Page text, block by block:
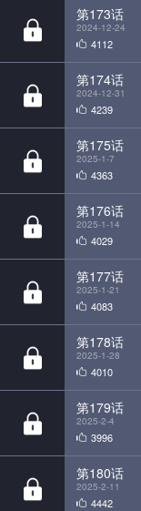
第174话
2024-12-31
4239
第175话
2025-1-7
4363
第176话
2025-1-14
4029
第177话
2025-1-21
4083
第178话
2025-1-28
4010
第179话
2025-2-4
3996
第180话
2025-2-11
4442
第181话
2025-2-18
4155